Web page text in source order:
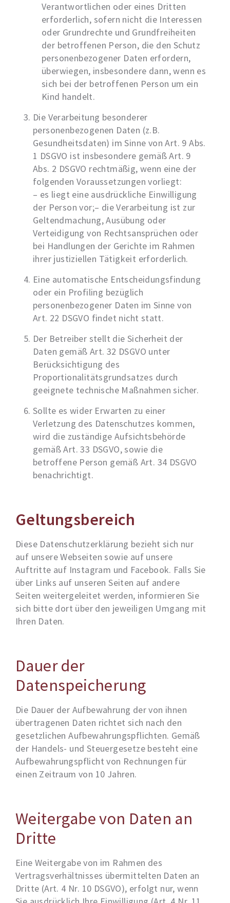
Verantwortlichen oder eines Dritten
erforderlich, sofern nicht die Interessen
oder Grundrechte und Grundfreiheiten
der betroffenen Person, die den Schutz
personenbezogener Daten erfordern,
überwiegen, insbesondere dann, wenn es
sich bei der betroffenen Person um ein
Kind handelt.
Die Verarbeitung besonderer
personenbezogenen Daten (z.B.
Gesundheitsdaten) im Sinne von Art. 9 Abs.
1 DSGVO ist insbesondere gemäß Art. 9
Abs. 2 DSGVO rechtmäßig, wenn eine der
folgenden Voraussetzungen vorliegt:
– es liegt eine ausdrückliche Einwilligung
der Person vor;– die Verarbeitung ist zur
Geltendmachung, Ausübung oder
Verteidigung von Rechtsansprüchen oder
bei Handlungen der Gerichte im Rahmen
ihrer justiziellen Tätigkeit erforderlich.
Eine automatische Entscheidungsfindung
oder ein Profiling bezüglich
personenbezogener Daten im Sinne von
Art. 22 DSGVO findet nicht statt.
Der Betreiber stellt die Sicherheit der
Daten gemäß Art. 32 DSGVO unter
Berücksichtigung des
Proportionalitätsgrundsatzes durch
geeignete technische Maßnahmen sicher.
Sollte es wider Erwarten zu einer
Verletzung des Datenschutzes kommen,
wird die zuständige Aufsichtsbehörde
gemäß Art. 33 DSGVO, sowie die
betroffene Person gemäß Art. 34 DSGVO
benachrichtigt.
Geltungsbereich
Diese Datenschutzerklärung bezieht sich nur
auf unsere Webseiten sowie auf unsere
Auftritte auf Instagram und Facebook. Falls Sie
über Links auf unseren Seiten auf andere
Seiten weitergeleitet werden, informieren Sie
sich bitte dort über den jeweiligen Umgang mit
Ihren Daten.
Dauer der
Datenspeicherung
Die Dauer der Aufbewahrung der von ihnen
übertragenen Daten richtet sich nach den
gesetzlichen Aufbewahrungspflichten. Gemäß
der Handels- und Steuergesetze besteht eine
Aufbewahrungspflicht von Rechnungen für
einen Zeitraum von 10 Jahren.
Weitergabe von Daten an
Dritte
Eine Weitergabe von im Rahmen des
Vertragsverhältnisses übermittelten Daten an
Dritte (Art. 4 Nr. 10 DSGVO), erfolgt nur, wenn